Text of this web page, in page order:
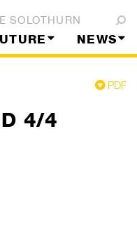
SOLOTHURN
NEWS
PDF
4/4